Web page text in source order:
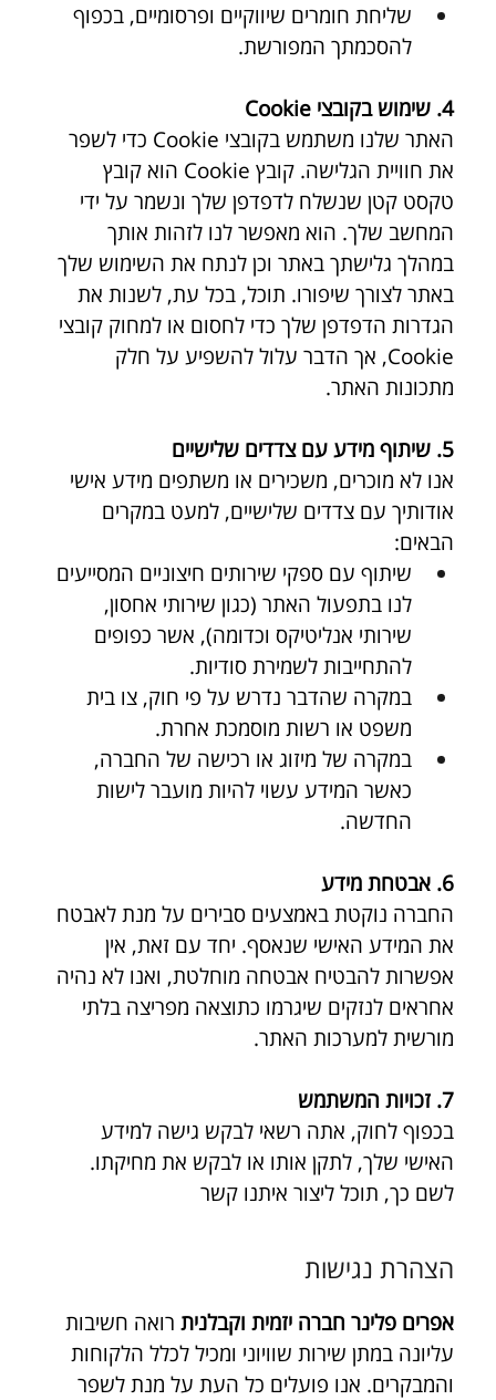
שליחת חומרים שיווקיים ופרסומיים, בכפוף
להסכמתך המפורשת.
4. שימוש בקובצי Cookie
האתר שלנו משתמש בקובצי Cookie כדי לשפר
את חוויית הגלישה. קובץ Cookie הוא קובץ
טקסט קטן שנשלח לדפדפן שלך ונשמר על ידי
המחשב שלך. הוא מאפשר לנו לזהות אותך
במהלך גלישתך באתר וכן לנתח את השימוש שלך
באתר לצורך שיפורו. תוכל, בכל עת, לשנות את
הגדרות הדפדפן שלך כדי לחסום או למחוק קובצי
Cookie, אך הדבר עלול להשפיע על חלק
מתכונות האתר.
5. שיתוף מידע עם צדדים שלישיים
אנו לא מוכרים, משכירים או משתפים מידע אישי
אודותיך עם צדדים שלישיים, למעט במקרים
הבאים:
שיתוף עם ספקי שירותים חיצוניים המסייעים
לנו בתפעול האתר (כגון שירותי אחסון,
שירותי אנליטיקס וכדומה), אשר כפופים
להתחייבות לשמירת סודיות.
במקרה שהדבר נדרש על פי חוק, צו בית
משפט או רשות מוסמכת אחרת.
במקרה של מיזוג או רכישה של החברה,
כאשר המידע עשוי להיות מועבר לישות
החדשה.
6. אבטחת מידע
החברה נוקטת באמצעים סבירים על מנת לאבטח
את המידע האישי שנאסף. יחד עם זאת, אין
אפשרות להבטיח אבטחה מוחלטת, ואנו לא נהיה
אחראים לנזקים שיגרמו כתוצאה מפריצה בלתי
מורשית למערכות האתר.
7. זכויות המשתמש
בכפוף לחוק, אתה רשאי לבקש גישה למידע
האישי שלך, לתקן אותו או לבקש את מחיקתו.
לשם כך, תוכל ליצור איתנו קשר
אפרים פלינר חברה יזמית וקבלנית רואה חשיבות
עליונה במתן שירות שוויוני ומכיל לכלל הלקוחות
והמבקרים. אנו פועלים כל העת על מנת לשפר
הצהרת נגישות